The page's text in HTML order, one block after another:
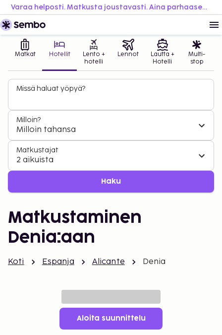
Varaa helposti. Matkusta joustavasti. Aina parhaaseen hintaan.
Matkat Hotellit
Lento +
hotelli
Lennot
Lautta +
Hotelli
Multi-
stop
Missä haluat yöpyä?
Milloin?
Milloin tahansa
Matkustajat
2 aikuista
Haku
Matkustaminen
Denia:aan
Koti Espanja Alicante Denia
Aloita suunnittelu